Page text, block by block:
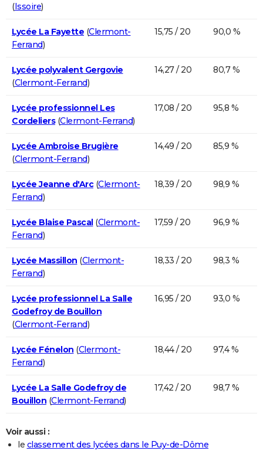
(Issoire)
Lycée La Fayette (Clermont-
Ferrand)
15,75 / 20 90,0 %
Lycée polyvalent Gergovie
(Clermont-Ferrand)
14,27 / 20 80,7 %
Lycée professionnel Les
Cordeliers(Clermont-Ferrand)
17,08 / 20 95,8 %
Lycée Ambroise Brugière
(Clermont-Ferrand)
14,49 / 20 85,9 %
Lycée Jeanne d'Arc(Clermont-
Ferrand)
18,39 / 20 98,9 %
Lycée Blaise Pascal(Clermont-
Ferrand)
17,59 / 20 96,9 %
Lycée Massillon (Clermont-
Ferrand)
18,33 / 20 98,3 %
Lycée professionnel La Salle
Godefroy de Bouillon
(Clermont-Ferrand)
16,95 / 20 93,0 %
Lycée Fénelon (Clermont-
Ferrand)
18,44 / 20 97,4 %
Lycée La Salle Godefroy de
Bouillon (Clermont-Ferrand)
17,42 / 20 98,7 %
Voir aussi :
le classement des lycées dans le Puy-de-Dôme